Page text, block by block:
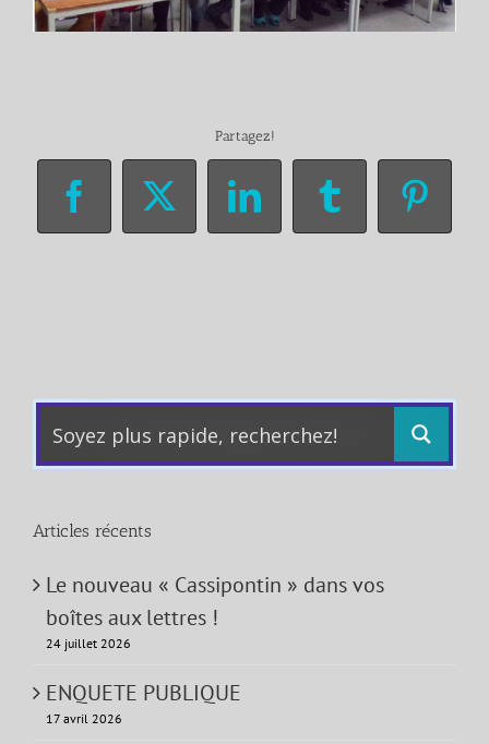
Partagez!
Facebook
X LinkedInTumblr
Articles récents
Le nouveau « Cassipontin » dans vos
boîtes aux lettres !
24 juillet 2026
ENQUETE PUBLIQUE
17 avril 2026